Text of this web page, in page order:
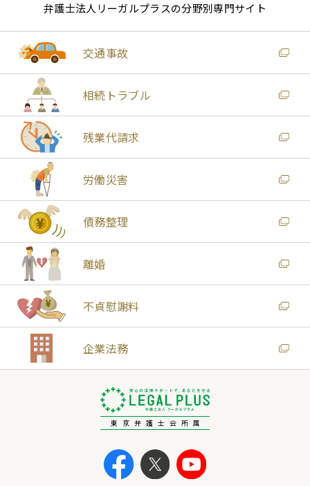
弁護士法人リーガルプラスの分野別専門サイト
交通事故
相続トラブル
残業代請求
労働災害
債務整理
離婚
不貞慰謝料
企業法務
東京弁護士会所属